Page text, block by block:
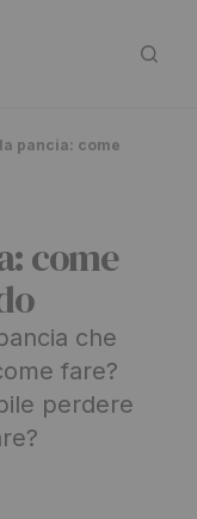
pancia: come
come
che
fare?
perdere